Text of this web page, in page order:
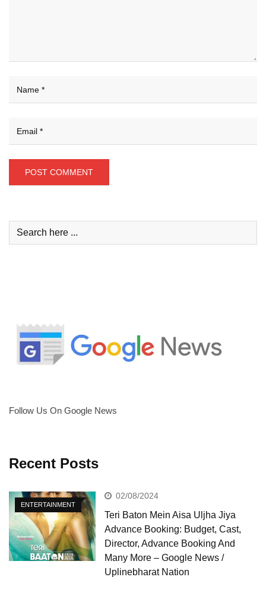
Follow Us On Google News
Recent Posts
ENTERTAINMENT
02/08/2024
Teri Baton Mein Aisa Uljha Jiya
Advance Booking: Budget, Cast,
Director, Advance Booking And
Many More – Google News /
Uplinebharat Nation